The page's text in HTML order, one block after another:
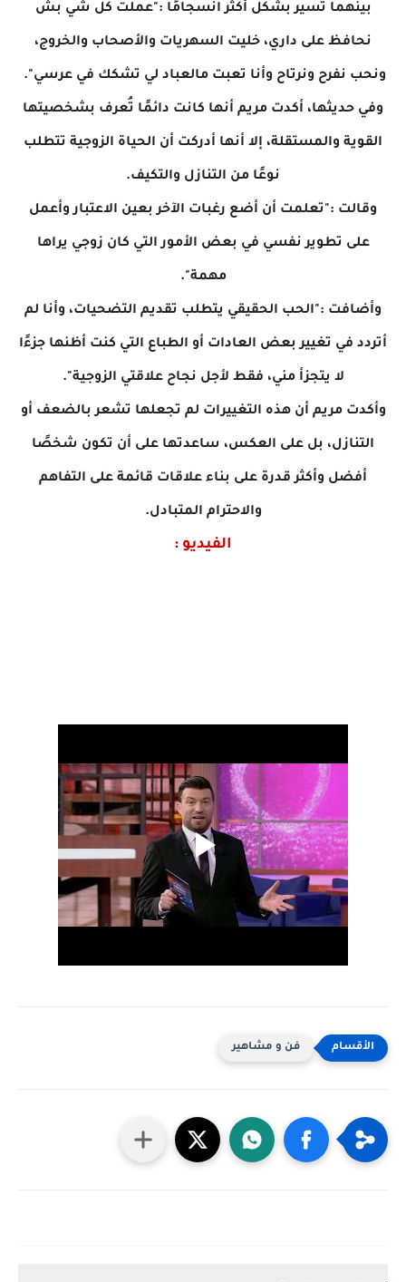
بينهما تسير بشكل أكثر انسجامًا :"عملت كل شي بش
نحافظ على داري، خليت السهريات والأصحاب والخروج،
ونحب نفرح ونرتاح وأنا تعبت مالعباد لي تشكك في عرسي".
وفي حديثها، أكدت مريم أنها كانت دائمًا تُعرف بشخصيتها
القوية والمستقلة، إلا أنها أدركت أن الحياة الزوجية تتطلب
نوعًا من التنازل والتكيف.
وقالت :"تعلمت أن أضع رغبات الآخر بعين الاعتبار وأعمل
على تطوير نفسي في بعض الأمور التي كان زوجي يراها
مهمة".
وأضافت :"الحب الحقيقي يتطلب تقديم التضحيات، وأنا لم
أتردد في تغيير بعض العادات أو الطباع التي كنت أظنها جزءًا
لا يتجزأ مني، فقط لأجل نجاح علاقتي الزوجية".
وأكدت مريم أن هذه التغييرات لم تجعلها تشعر بالضعف أو
التنازل، بل على العكس، ساعدتها على أن تكون شخصًا
أفضل وأكثر قدرة على بناء علاقات قائمة على التفاهم
والاحترام المتبادل.
الفيديو :
فن و مشاهير